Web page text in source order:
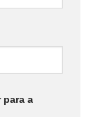
para a